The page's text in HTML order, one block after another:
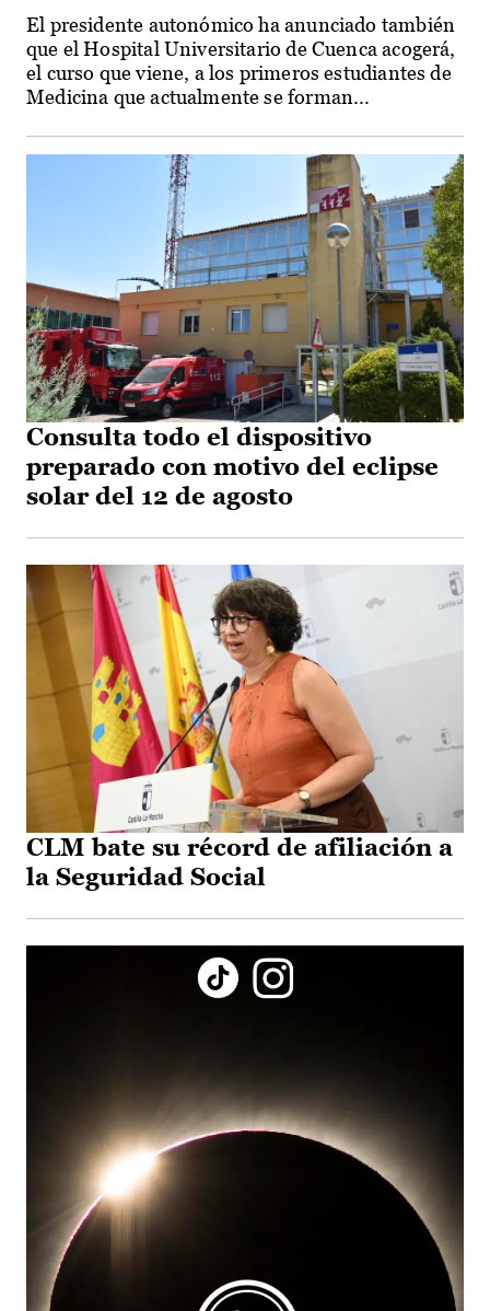
El presidente autonómico ha anunciado también
que el Hospital Universitario de Cuenca acogerá,
el curso que viene, a los primeros estudiantes de
Medicina que actualmente se forman...
Consulta todo el dispositivo
preparado con motivo del eclipse
solar del 12 de agosto
CLM bate su récord de afiliación a
la Seguridad Social